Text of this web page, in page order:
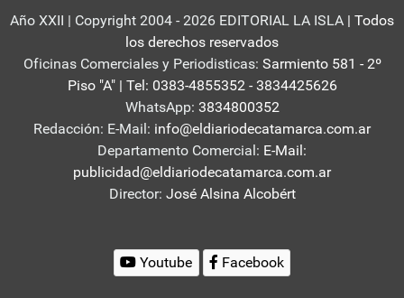
Año XXII | Copyright 2004 - 2026 EDITORIAL LA ISLA | Todos
los derechos reservados
Oficinas Comerciales y Periodisticas: Sarmiento 581 - 2º
Piso "A" | Tel: 0383-4855352 - 3834425626
WhatsApp: 3834800352
Redacción: E-Mail: info@eldiariodecatamarca.com.ar
Departamento Comercial: E-Mail:
publicidad@eldiariodecatamarca.com.ar
Director: José Alsina Alcobért
Youtube Facebook